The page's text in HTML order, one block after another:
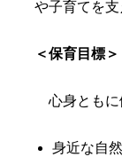
や子育てを支
＜保育目標＞
心身ともに
身近な自